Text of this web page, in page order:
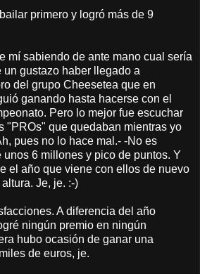
primero y logró más de 9
mí sabiendo de ante mano cual sería
gustazo haber llegado a
del grupo Cheesetea que en
ganando hasta hacerse con el
Pero lo mejor fue escuchar
"PROs" que quedaban mientras yo
pues no lo hace mal.- -No es
unos 6 millones y pico de puntos. Y
el año que viene con ellos de nuevo
Je, je. :-)
A diferencia del año
ningún premio en ningún
hubo ocasión de ganar una
de euros, je.